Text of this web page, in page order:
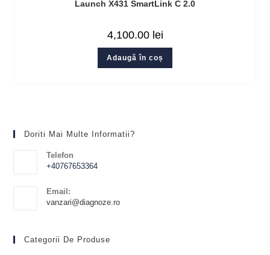
Launch X431 SmartLink C 2.0
4,100.00 lei
Adaugă în coș
Doriti Mai Multe Informatii?
Telefon
+40767653364
Email:
vanzari@diagnoze.ro
Categorii De Produse